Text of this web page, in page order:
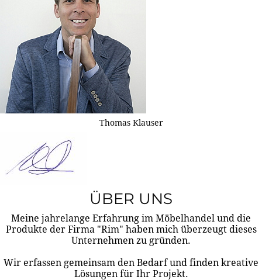
Thomas Klauser
ÜBER UNS
Meine jahrelange Erfahrung im Möbelhandel und die
Produkte der Firma "Rim" haben mich überzeugt dieses
Unternehmen zu gründen.
Wir erfassen gemeinsam den Bedarf und finden kreative
Lösungen für Ihr Projekt.